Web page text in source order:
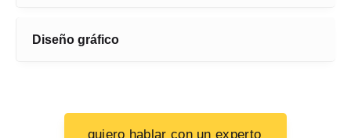
Diseño gráfico
quiero hablar con un experto